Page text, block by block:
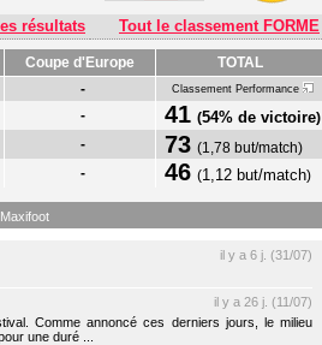
résultats Tout le classement FORME
Coupe d'Europe
TOTAL
- Classement Performance
- 41 (54% de victoire)
- 73 (1,78 but/match)
- 46 (1,12 but/match)
il y a 6 j. (31/07)
il y a 26 j. (11/07)
Comme annoncé ces derniers jours, le milieu
une duré ...